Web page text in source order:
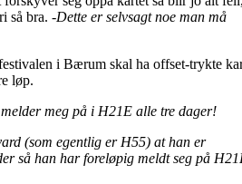
så bra. -Dette er selvsagt noe man må
i Bærum skal ha offset-trykte
løp.
meg på i H21E alle tre dager!
(som egentlig er H55) at han er
så han har foreløpig meldt seg på